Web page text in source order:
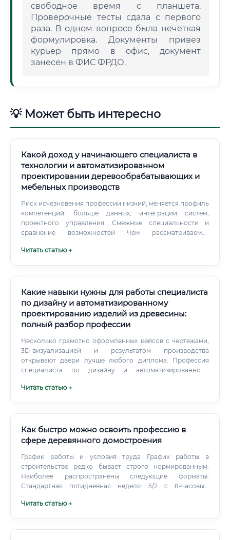
свободное время с планшета.
Проверочные тесты сдала с первого
раза. В одном вопросе была нечеткая
формулировка. Документы привез
курьер прямо в офис, документ
занесен в ФИС ФРДО.
💡 Может быть интересно
Какой доход у начинающего специалиста в
технологии и автоматизированном
проектировании деревообрабатывающих и
мебельных производств
Риск исчезновения профессии низкий; меняется профиль
компетенций: больше данных, интеграции систем,
проектного управления. Смежные специальности и
сравнение возможностей Чем рассматриваемая
до цеха» — прямая связь решений с себестоимостью и
Читать статью →
Какие навыки нужны для работы специалиста
по дизайну и автоматизированному
проектированию изделий из древесины:
полный разбор профессии
Несколько грамотно оформленных кейсов с чертежами,
3D-визуализацией и результатом производства
открывают двери лучше любого диплома. Профессия
специалиста по дизайну и автоматизированному
рейтинги «профессий будущего», хотя заслуживает этого.
Читать статью →
Как быстро можно освоить профессию в
сфере деревянного домостроения
График работы и условия труда График работы в
строительстве редко бывает строго нормированным.
Наиболее распространены следующие форматы:
Стандартная пятидневная неделя: 5/2 с 8-часовым
Читать статью →